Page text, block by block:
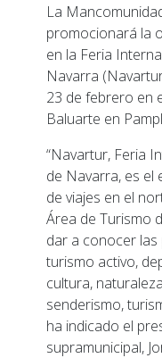
La
promocionará la
en la Feria
Navarra
23 de febrero en
Baluarte en
“Navartur, Feria
de Navarra, es el
de viajes en el
Área de Turismo
dar a conocer
turismo activo,
cultura,
senderismo,
ha indicado el
supramunicipal,